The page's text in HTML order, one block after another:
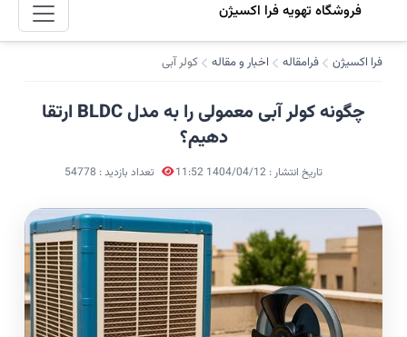
فروشگاه تهویه فرا اکسیژن
فرا اکسیژن فرامقاله اخبار و مقاله کولر آبی
چگونه کولر آبی معمولی را به مدل BLDC ارتقا
دهیم؟
تاریخ انتشار : 1404/04/12 11:52 تعداد بازدید : 54778